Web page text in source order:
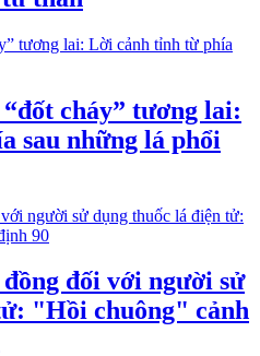
cháy” tương lai:
sau những lá phổi
đối với người sử
"Hồi chuông" cảnh